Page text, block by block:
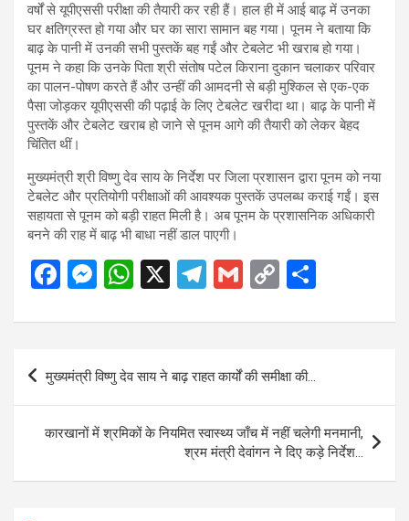
वर्षों से यूपीएससी परीक्षा की तैयारी कर रही हैं। हाल ही में आई बाढ़ में उनका
घर क्षतिग्रस्त हो गया और घर का सारा सामान बह गया। पूनम ने बताया कि
बाढ़ के पानी में उनकी सभी पुस्तकें बह गईं और टेबलेट भी खराब हो गया।
पूनम ने कहा कि उनके पिता श्री संतोष पटेल किराना दुकान चलाकर परिवार
का पालन-पोषण करते हैं और उन्हीं की आमदनी से बड़ी मुश्किल से एक-एक
पैसा जोड़कर यूपीएससी की पढ़ाई के लिए टेबलेट खरीदा था। बाढ़ के पानी में
पुस्तकें और टेबलेट खराब हो जाने से पूनम आगे की तैयारी को लेकर बेहद
चिंतित थीं।
मुख्यमंत्री श्री विष्णु देव साय के निर्देश पर जिला प्रशासन द्वारा पूनम को नया
टेबलेट और प्रतियोगी परीक्षाओं की आवश्यक पुस्तकें उपलब्ध कराई गईं। इस
सहायता से पूनम को बड़ी राहत मिली है। अब पूनम के प्रशासनिक अधिकारी
बनने की राह में बाढ़ भी बाधा नहीं डाल पाएगी।
F
ce
b
o
o
k
M
se
n
g
er
W
at
A
p
p
X
T
e
a
m
G
ail
C
py
Li
n
k
ar
Post
navigation
मुख्यमंत्री विष्णु देव साय ने बाढ़ राहत कार्यों की समीक्षा की…
कारखानों में श्रमिकों के नियमित स्वास्थ्य जाँच में नहीं चलेगी मनमानी,
श्रम मंत्री देवांगन ने दिए कड़े निर्देश…